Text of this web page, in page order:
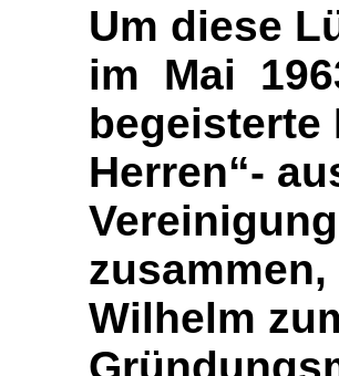
Um diese
im Mai
begeisterte
Herren“-
Wilhelm